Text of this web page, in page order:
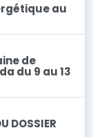
au
de
du 9 au 13
DOSSIER